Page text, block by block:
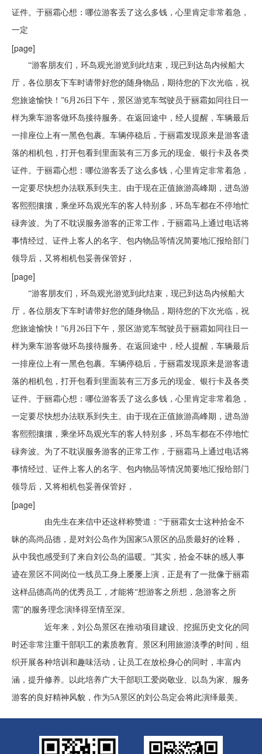
证件。于丽霜心想：哪位游客丢了这么多钱，心里肯定非常着急，
一定
[page]
“游客朋友们，环岛观光游览到此结束，现已到达岛内候船大
厅，各位朋友下车时请带好您的随身物品，期待您的下次光临，祝
您旅途愉快！”6月26日下午，景区游览车驾驶员于丽霜如同往日一
样为乘车游客做环岛接待服务。在返回途中，经人提醒，车辆最后
一排座位上有一黑色包裹。车辆停稳后，于丽霜发现原来是游客遗
落的相机包，打开包看到里面装有三万多元的现金、银行卡及各类
证件。于丽霜心想：哪位游客丢了这么多钱，心里肯定非常着急，
一定要尽快想办法联系到失主。由于现在正值旅游高峰期，进岛游
客熙熙攘攘，乘坐环岛观光车的客人特别多，环岛车都在不停地忙
碌奔波。为了不耽误服务游客的正常工作，于丽霜马上通过电话将
事情经过、证件上客人的名字、包内物品等情况简要地汇报给部门
领导后，又将相机包妥善保管好，
[page]
“游客朋友们，环岛观光游览到此结束，现已到达岛内候船大
厅，各位朋友下车时请带好您的随身物品，期待您的下次光临，祝
您旅途愉快！”6月26日下午，景区游览车驾驶员于丽霜如同往日一
样为乘车游客做环岛接待服务。在返回途中，经人提醒，车辆最后
一排座位上有一黑色包裹。车辆停稳后，于丽霜发现原来是游客遗
落的相机包，打开包看到里面装有三万多元的现金、银行卡及各类
证件。于丽霜心想：哪位游客丢了这么多钱，心里肯定非常着急，
一定要尽快想办法联系到失主。由于现在正值旅游高峰期，进岛游
客熙熙攘攘，乘坐环岛观光车的客人特别多，环岛车都在不停地忙
碌奔波。为了不耽误服务游客的正常工作，于丽霜马上通过电话将
事情经过、证件上客人的名字、包内物品等情况简要地汇报给部门
领导后，又将相机包妥善保管好，
[page]
由先生在来信中还这样称赞道：“于丽霜女士这种拾金不
昧的高尚品德，是对刘公岛作为国家5A景区的品质最好的诠释，
从中我也感受到了来自刘公岛的温暖。”其实，拾金不昧的感人事
迹在景区不同岗位一线员工身上屡屡上演，正是有了一批像于丽霜
这样品德高尚的优秀员工，才能将“想游客之所想，急游客之所
需”的服务理念演绎得至情至深。
近年来，刘公岛景区在推动项目建设、挖掘历史文化的同
时还非常注重干部职工的素质教育。景区利用旅游淡季的时间，组
织开展各种培训和趣味活动，让员工在放松身心的同时，丰富内
涵，提升修养。以此培养广大干部职工爱岗敬业、以岛为家、服务
游客的良好精神风貌，作为5A景区的刘公岛定会将此演绎最美。